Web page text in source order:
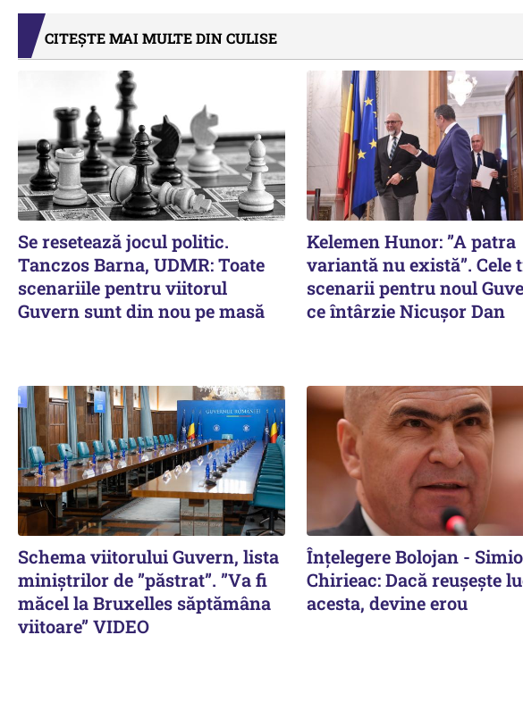
CITEȘTE MAI MULTE DIN CULISE
Se resetează jocul politic.
Tanczos Barna, UDMR: Toate
scenariile pentru viitorul
Guvern sunt din nou pe masă
Kelemen Hunor: ”A patra
variantă nu există”. Cele
scenarii pentru noul
ce întârzie Nicușor Dan
Schema viitorului Guvern, lista
miniștrilor de ”păstrat”. ”Va fi
măcel la Bruxelles săptămâna
viitoare” VIDEO
Înțelegere Bolojan -
Chirieac: Dacă reușește
acesta, devine erou